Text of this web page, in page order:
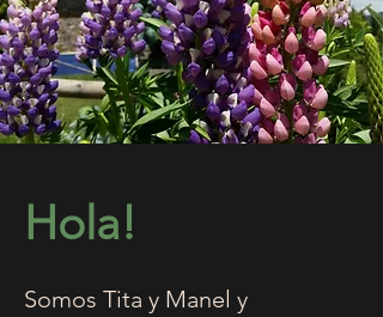
Hola!
Somos Tita y Manel y